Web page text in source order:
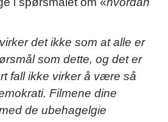
det ikke som at alle er
som dette, og det er
fall ikke virker å være så
Filmene dine
de ubehagelgie